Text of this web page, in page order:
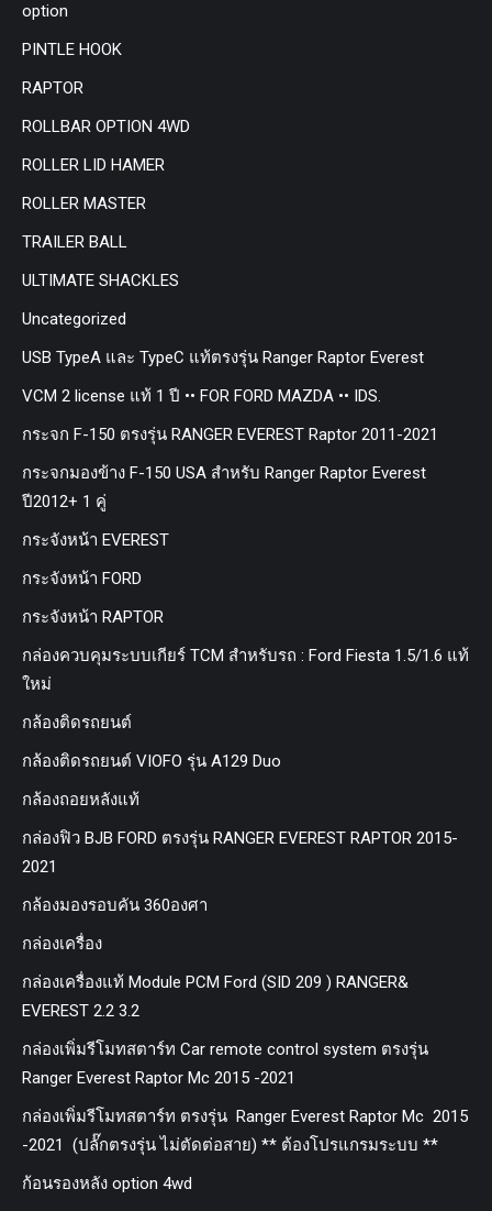
option
PINTLE HOOK
RAPTOR
ROLLBAR OPTION 4WD
ROLLER LID HAMER
ROLLER MASTER
TRAILER BALL
ULTIMATE SHACKLES
Uncategorized
USB TypeA และ TypeC แท้ตรงรุ่น Ranger Raptor Everest
VCM 2 license แท้ 1 ปี •• FOR FORD MAZDA •• IDS.
กระจก F-150 ตรงรุ่น RANGER EVEREST Raptor 2011-2021
กระจกมองข้าง F-150 USA สำหรับ Ranger Raptor Everest
ปี2012+ 1 คู่
กระจังหน้า EVEREST
กระจังหน้า FORD
กระจังหน้า RAPTOR
กล่องควบคุมระบบเกียร์ TCM สำหรับรถ : Ford Fiesta 1.5/1.6 แท้
ใหม่
กล้องติดรถยนต์
กล้องติดรถยนต์ VIOFO รุ่น A129 Duo
กล้องถอยหลังแท้
กล่องฟิว BJB FORD ตรงรุ่น RANGER EVEREST RAPTOR 2015-
2021
กล้องมองรอบคัน 360องศา
กล่องเครื่อง
กล่องเครื่องแท้ Module PCM Ford (SID 209 ) RANGER&
EVEREST 2.2 3.2
กล่องเพิ่มรีโมทสตาร์ท Car remote control system ตรงรุ่น
Ranger Everest Raptor Mc 2015 -2021
กล่องเพิ่มรีโมทสตาร์ท ตรงรุ่น Ranger Everest Raptor Mc 2015
-2021 (ปลั๊กตรงรุ่น ไม่ตัดต่อสาย) ** ต้องโปรแกรมระบบ **
ก้อนรองหลัง option 4wd